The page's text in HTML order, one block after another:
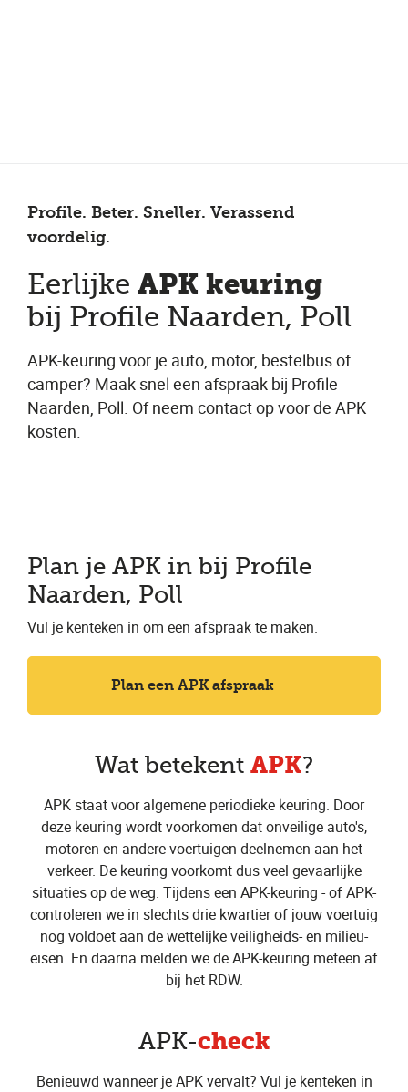
Profile. Beter. Sneller. Verassend
voordelig.
Eerlijke APK keuring
bij Profile Naarden, Poll
APK-keuring voor je auto, motor, bestelbus of
camper? Maak snel een afspraak bij Profile
Naarden, Poll. Of neem contact op voor de APK
kosten.
Plan je APK in bij Profile
Naarden, Poll
Vul je kenteken in om een afspraak te maken.
Plan een APK afspraak
Wat betekent APK?
APK staat voor algemene periodieke keuring. Door
deze keuring wordt voorkomen dat onveilige auto's,
motoren en andere voertuigen deelnemen aan het
verkeer. De keuring voorkomt dus veel gevaarlijke
situaties op de weg. Tijdens een APK-keuring - of APK-
controleren we in slechts drie kwartier of jouw voertuig
nog voldoet aan de wettelijke veiligheids- en milieu-
eisen. En daarna melden we de APK-keuring meteen af
bij het RDW.
APK-check
Benieuwd wanneer je APK vervalt? Vul je kenteken in